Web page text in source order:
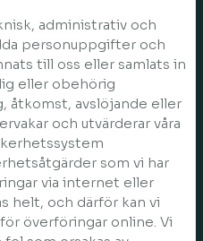
administrativ och
personuppgifter och
till oss eller samlats in
eller obehörig
åtkomst, avslöjande eller
och utvärderar våra
som vi har
via internet eller
helt, och därför kan vi
överföringar online. Vi